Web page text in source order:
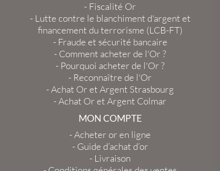
- Fiscalité Or
- Lutte contre le blanchiment d'argent et
financement du terrorisme (LCB-FT)
- Fraude et sécurité bancaire
- Comment acheter de l'Or ?
- Pourquoi acheter de l'Or ?
- Reconnaître de l'Or
-Achat Or et Argent Strasbourg
-Achat Or et Argent Colmar
MON COMPTE
-Acheter or en ligne
- Guide d’achat d’or
- Livraison